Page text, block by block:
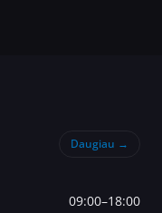
Daugiau →
09:00–18:00